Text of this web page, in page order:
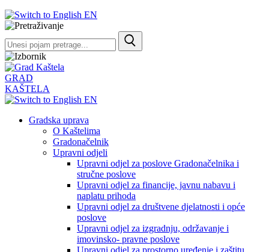
EN
GRAD
KAŠTELA
EN
Gradska uprava
O Kaštelima
Gradonačelnik
Upravni odjeli
Upravni odjel za poslove Gradonačelnika i
stručne poslove
Upravni odjel za financije, javnu nabavu i
naplatu prihoda
Upravni odjel za društvene djelatnosti i opće
poslove
Upravni odjel za izgradnju, održavanje i
imovinsko- pravne poslove
Upravni odjel za prostorno uređenje i zaštitu